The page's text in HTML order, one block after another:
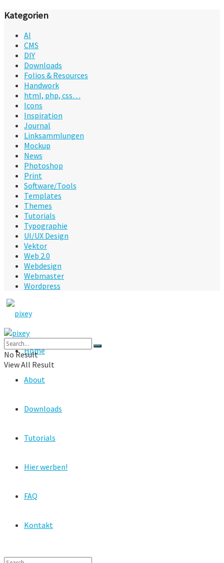
Kategorien
AI
CMS
DIY
Downloads
Folios & Resources
Handwork
html, php, css…
Icons
Inspiration
Journal
Linksammlungen
Mockup
News
Photoshop
Print
Software/Tools
Templates
Themes
Tutorials
Typographie
UI/UX Design
Vektor
Web 2.0
Webdesign
Webmaster
Wordpress
Home
About
Downloads
Tutorials
Hier werben!
FAQ
Kontakt
No Result
View All Result